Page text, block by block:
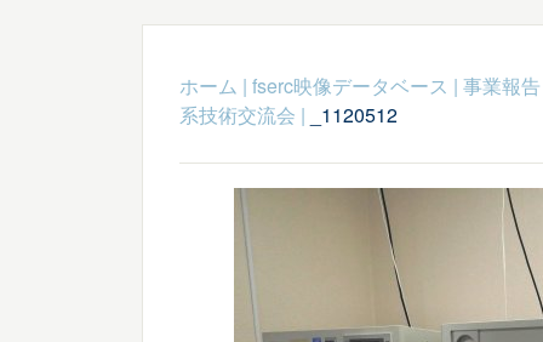
ホーム | fserc映像データベース | 事業報告
系技術交流会 | _1120512